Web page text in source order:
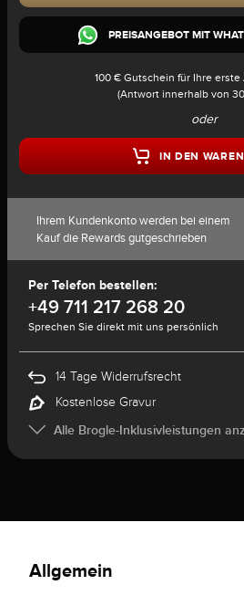
PREISANGEBOT MIT
100 € Gutschein für Ihre erste
(Antwort innerhalb von
oder
IN DEN
Ihrem Kundenkonto werden bei einem
Kauf die Rewards gutgeschrieben
Per Telefon bestellen:
+49 711 217 268 20
Sprechen Sie direkt mit uns persönlich
14 Tage Widerrufsrecht
Kostenlose Gravur
Alle Brogle-Inklusivleistungen
Allgemein